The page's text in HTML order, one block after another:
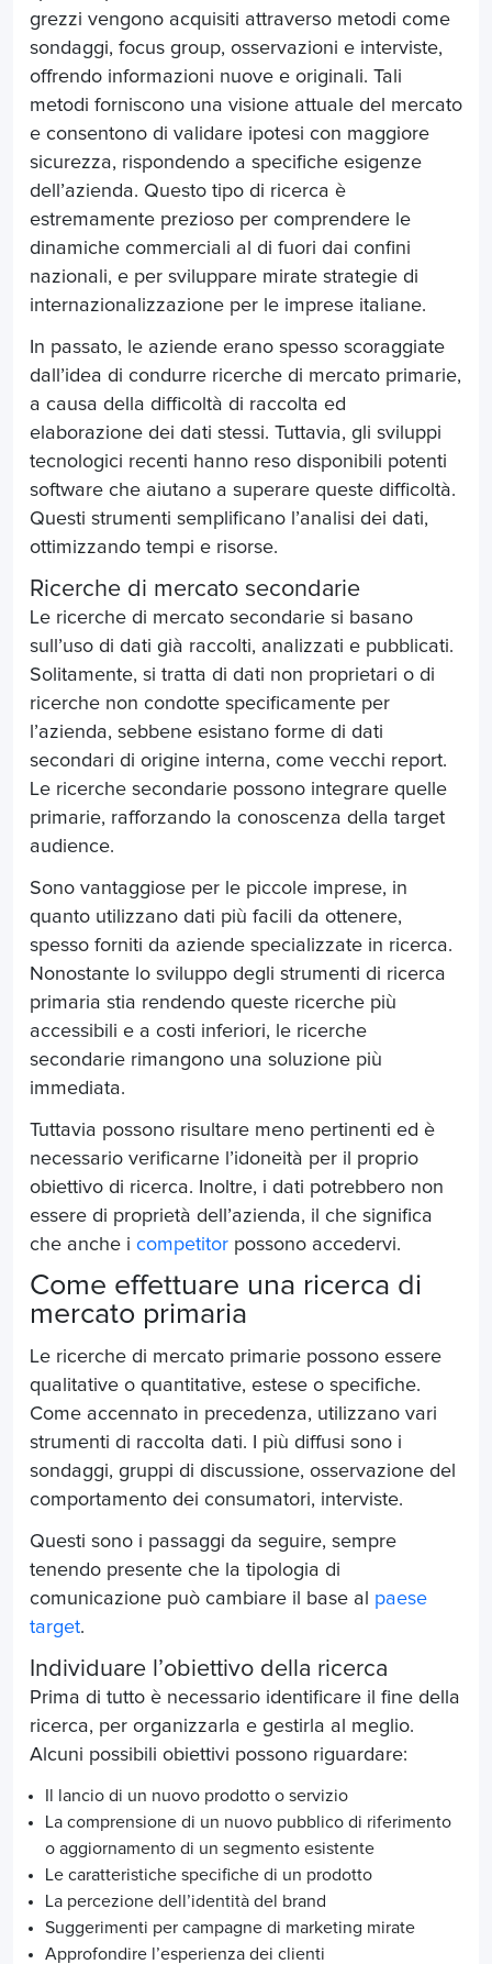
grezzi vengono acquisiti attraverso metodi come
sondaggi, focus group, osservazioni e interviste,
offrendo informazioni nuove e originali. Tali
metodi forniscono una visione attuale del mercato
e consentono di validare ipotesi con maggiore
sicurezza, rispondendo a specifiche esigenze
dell’azienda. Questo tipo di ricerca è
estremamente prezioso per comprendere le
dinamiche commerciali al di fuori dai confini
nazionali, e per sviluppare mirate strategie di
internazionalizzazione per le imprese italiane.
In passato, le aziende erano spesso scoraggiate
dall’idea di condurre ricerche di mercato primarie,
a causa della difficoltà di raccolta ed
elaborazione dei dati stessi. Tuttavia, gli sviluppi
tecnologici recenti hanno reso disponibili potenti
software che aiutano a superare queste difficoltà.
Questi strumenti semplificano l’analisi dei dati,
ottimizzando tempi e risorse.
Ricerche di mercato secondarie
Le ricerche di mercato secondarie si basano
sull’uso di dati già raccolti, analizzati e pubblicati.
Solitamente, si tratta di dati non proprietari o di
ricerche non condotte specificamente per
l’azienda, sebbene esistano forme di dati
secondari di origine interna, come vecchi report.
Le ricerche secondarie possono integrare quelle
primarie, rafforzando la conoscenza della target
audience.
Sono vantaggiose per le piccole imprese, in
quanto utilizzano dati più facili da ottenere,
spesso forniti da aziende specializzate in ricerca.
Nonostante lo sviluppo degli strumenti di ricerca
primaria stia rendendo queste ricerche più
accessibili e a costi inferiori, le ricerche
secondarie rimangono una soluzione più
immediata.
Tuttavia possono risultare meno pertinenti ed è
necessario verificarne l’idoneità per il proprio
obiettivo di ricerca. Inoltre, i dati potrebbero non
essere di proprietà dell’azienda, il che significa
che anche i competitor possono accedervi.
Come effettuare una ricerca di
mercato primaria
Le ricerche di mercato primarie possono essere
qualitative o quantitative, estese o specifiche.
Come accennato in precedenza, utilizzano vari
strumenti di raccolta dati. I più diffusi sono i
sondaggi, gruppi di discussione, osservazione del
comportamento dei consumatori, interviste.
Questi sono i passaggi da seguire, sempre
tenendo presente che la tipologia di
comunicazione può cambiare il base al paese
target.
Individuare l’obiettivo della ricerca
Prima di tutto è necessario identificare il fine della
ricerca, per organizzarla e gestirla al meglio.
Alcuni possibili obiettivi possono riguardare:
Il lancio di un nuovo prodotto o servizio
La comprensione di un nuovo pubblico di riferimento
o aggiornamento di un segmento esistente
Le caratteristiche specifiche di un prodotto
La percezione dell’identità del brand
Suggerimenti per campagne di marketing mirate
Approfondire l’esperienza dei clienti